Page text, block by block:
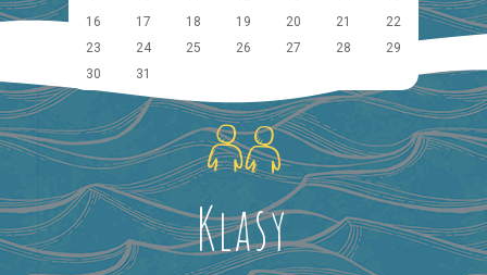
16
17 18 19 20 21
22
23
24 25 26 27 28
29
30
31
Klasy